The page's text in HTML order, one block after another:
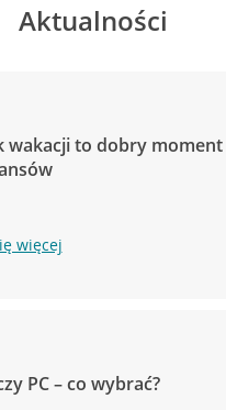
Aktualności
wakacji to dobry moment
więcej
PC – co wybrać?